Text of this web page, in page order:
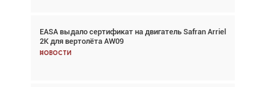
EASA выдало сертификат на двигатель Safran Arriel
2K для вертолёта AW09
Новости
Авиационный фотограф Дэйв Кох: «Фотография
говорит сама за себя... а ИИ всё портит»
Новости